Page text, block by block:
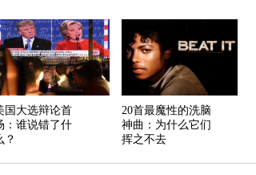
国大选辩论首
：谁说错了什
？
20首最魔性的洗脑
神曲：为什么它们
挥之不去